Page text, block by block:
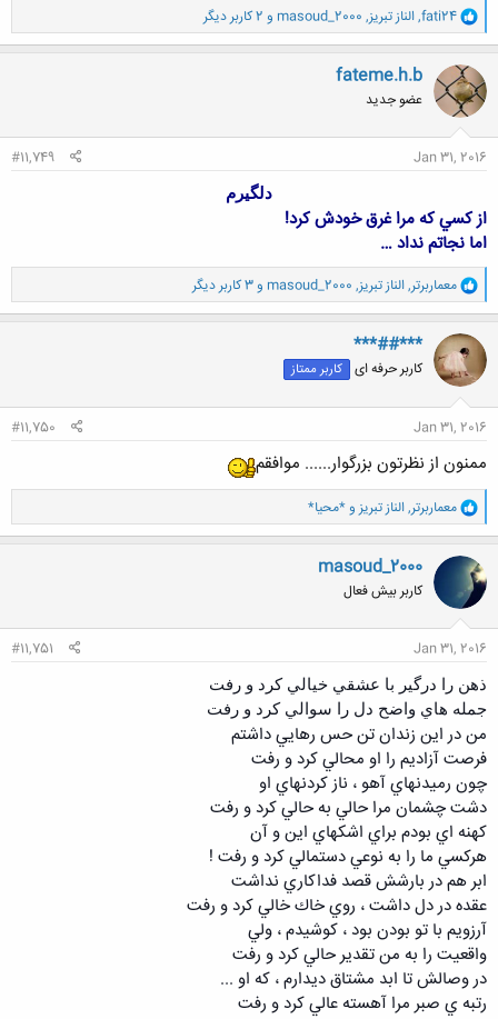
و
ا
ک
ن
ش
ه
ا
fati24
,الناز تبریز,
masoud_2000 و 2 کاربر دیگر
fateme.h.b
عضو جدید
Jan 31, 2016
#11,749
دلگيرم
از كسي كه مرا غرق خودش كرد!
اما نجاتم نداد …
و
ا
ک
ن
ش
ه
ا
معماربرتر,الناز تبریز,
masoud_2000 و 3 کاربر دیگر
***##***
کاربر حرفه ای کاربر ممتاز
Jan 31, 2016
#11,750
ممنون از نظرتون بزرگوار...... موافقم
و
ا
ک
ن
ا
معماربرتر,الناز تبریز و *محیا*
masoud_2000
کاربر بیش فعال
Jan 31, 2016
#11,751
ذهن را درگير با عشقي خيالي كرد و رفت
جمله هاي واضح دل را سوالي كرد و رفت
من در اين زندان تن حس رهايي داشتم
فرصت آزاديم را او محالي كرد و رفت
چون رميدنهاي آهو ، ناز كردنهاي او
دشت چشمان مرا حالي به حالي كرد و رفت
كهنه اي بودم براي اشكهاي اين و آن
هركسي ما را به نوعي دستمالي كرد و رفت !
ابر هم در بارشش قصد فداكاري نداشت
عقده در دل داشت ، روي خاك خالي كرد و رفت
آرزويم با تو بودن بود ، كوشيدم ، ولي
واقعيت را به من تقدير حالي كرد و رفت
در وصالش تا ابد مشتاق ديدارم ، كه او ...
رتبه ي صبر مرا آهسته عالي كرد و رفت